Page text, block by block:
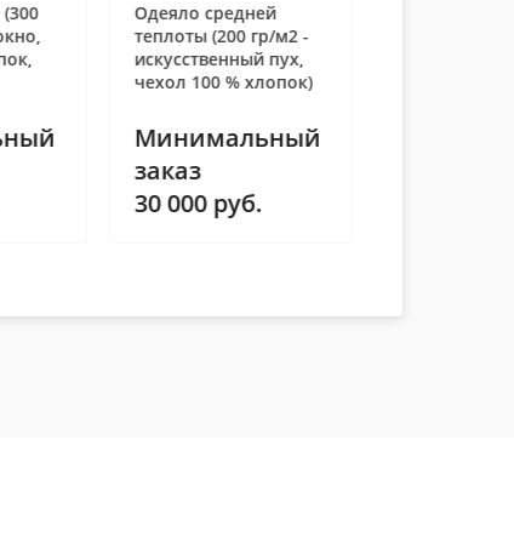
Одеяло средней
теплоты (200 гр/м2 -
искусственный пух,
чехол 100 % хлопок)
Минимальный
заказ
30 000руб.